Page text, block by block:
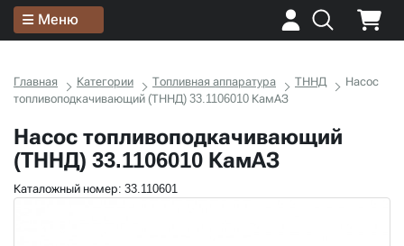
Меню
Главная Категории Топливная аппаратура ТННД
Насос
топливоподкачивающий (ТННД) 33.1106010 КамАЗ
Насос топливоподкачивающий
(ТННД) 33.1106010 КамАЗ
Каталожный номер: 33.110601